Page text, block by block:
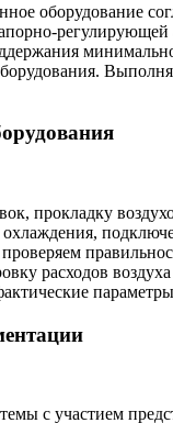
оборудование
прокладку
расходов
с участием